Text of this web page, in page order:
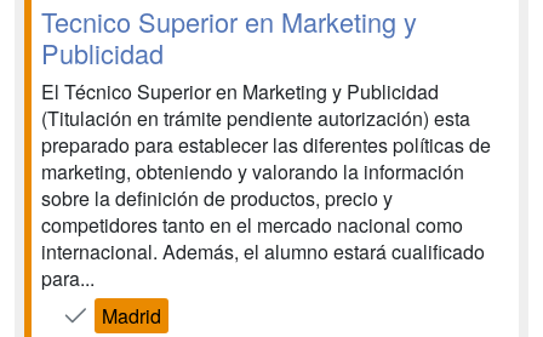
Tecnico Superior en Marketing y
Publicidad
El Técnico Superior en Marketing y Publicidad
(Titulación en trámite pendiente autorización) esta
preparado para establecer las diferentes políticas de
marketing, obteniendo y valorando la información
sobre la definición de productos, precio y
competidores tanto en el mercado nacional como
internacional. Además, el alumno estará cualificado
para...
Madrid